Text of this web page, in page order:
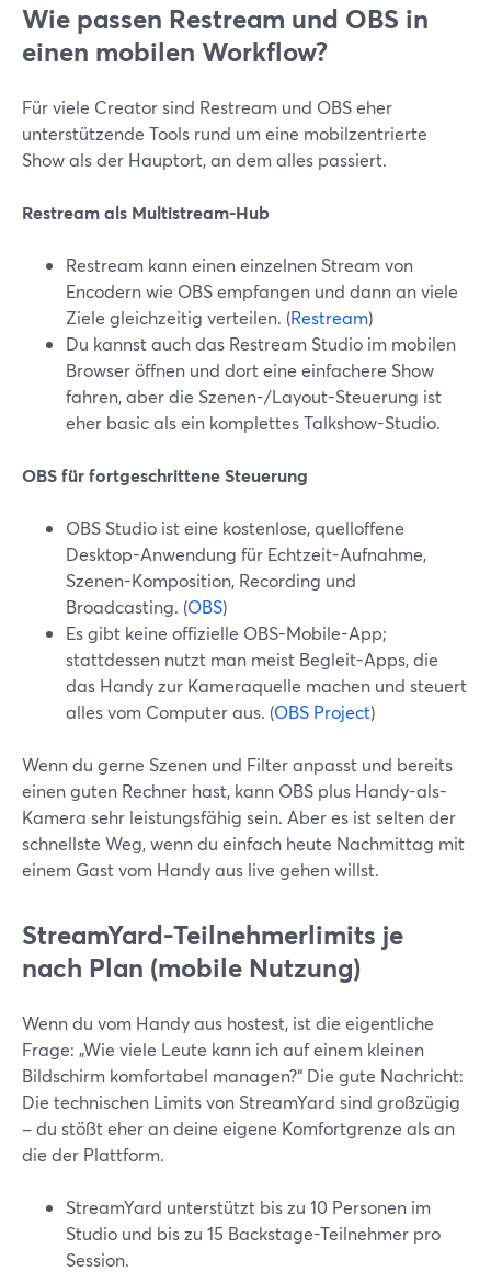
Wie passen Restream und OBS in
einen mobilen Workflow?
Für viele Creator sind Restream und OBS eher
unterstützende Tools rund um eine mobilzentrierte
Show als der Hauptort, an dem alles passiert.
Restream als Multistream-Hub
Restream kann einen einzelnen Stream von
Encodern wie OBS empfangen und dann an viele
Ziele gleichzeitig verteilen. (Restream)
Du kannst auch das Restream Studio im mobilen
Browser öffnen und dort eine einfachere Show
fahren, aber die Szenen-/Layout-Steuerung ist
eher basic als ein komplettes Talkshow-Studio.
OBS für fortgeschrittene Steuerung
OBS Studio ist eine kostenlose, quelloffene
Desktop-Anwendung für Echtzeit-Aufnahme,
Szenen-Komposition, Recording und
Broadcasting. (OBS)
Es gibt keine offizielle OBS-Mobile-App;
stattdessen nutzt man meist Begleit-Apps, die
das Handy zur Kameraquelle machen und steuert
alles vom Computer aus. (OBS Project)
Wenn du gerne Szenen und Filter anpasst und bereits
einen guten Rechner hast, kann OBS plus Handy-als-
Kamera sehr leistungsfähig sein. Aber es ist selten der
schnellste Weg, wenn du einfach heute Nachmittag mit
einem Gast vom Handy aus live gehen willst.
StreamYard-Teilnehmerlimits je
nach Plan (mobile Nutzung)
Wenn du vom Handy aus hostest, ist die eigentliche
Frage: „Wie viele Leute kann ich auf einem kleinen
Bildschirm komfortabel managen?“ Die gute Nachricht:
Die technischen Limits von StreamYard sind großzügig
– du stößt eher an deine eigene Komfortgrenze als an
die der Plattform.
StreamYard unterstützt bis zu 10 Personen im
Studio und bis zu 15 Backstage-Teilnehmer pro
Session.